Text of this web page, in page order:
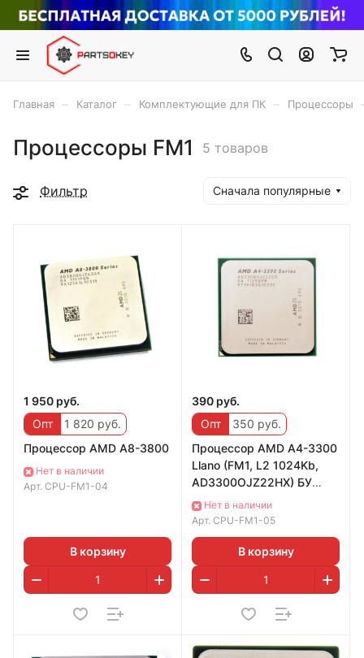
Главная Каталог Комплектующие для ПК Процессоры
Процессоры FM1 5 товаров
Фильтр Сначала популярные
1 950 руб.
Опт
1 820 руб.
Процессор AMD A8-3800
Нет в наличии
Арт. CPU-FM1-04
В корзину
390 руб.
Опт
350 руб.
Процессор AMD A4-3300
Llano (FM1, L2 1024Kb,
AD3300OJZ22HX) БУ
FM1, 2x2500 МГц, L2 - 1
МБ
Нет в наличии
Арт. CPU-FM1-05
В корзину